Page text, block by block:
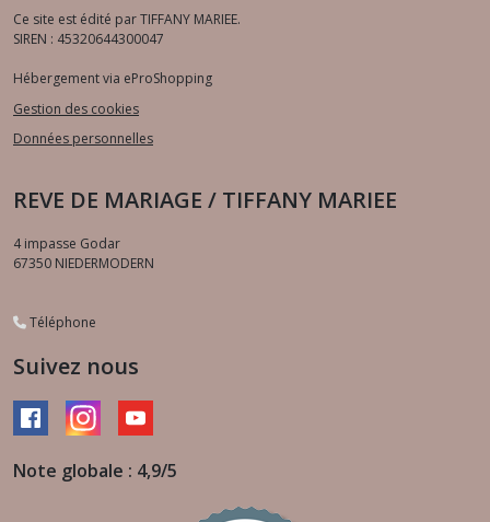
Ce site est édité par TIFFANY MARIEE.
SIREN : 45320644300047
Hébergement via eProShopping
Gestion des cookies
Données personnelles
REVE DE MARIAGE / TIFFANY MARIEE
4 impasse Godar
67350 NIEDERMODERN
Téléphone
Suivez nous
Note globale : 4,9/5